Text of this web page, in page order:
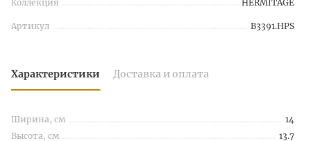
Коллекция HERMITAGE
Артикул B3391.HPS
Характеристики Доставка и оплата
Ширина, см
14
Высота, см
13.7